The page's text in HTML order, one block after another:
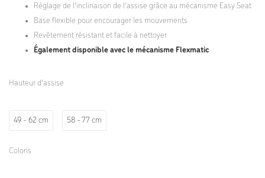
Réglage de l’inclinaison de l’assise grâce au mécanisme Easy Seat
Base flexible pour encourager les mouvements
Revêtement résistant et facile à nettoyer
Également disponible avec le mécanisme Flexmatic
Hauteur d’assise
49 - 62 cm 58 - 77 cm
Coloris